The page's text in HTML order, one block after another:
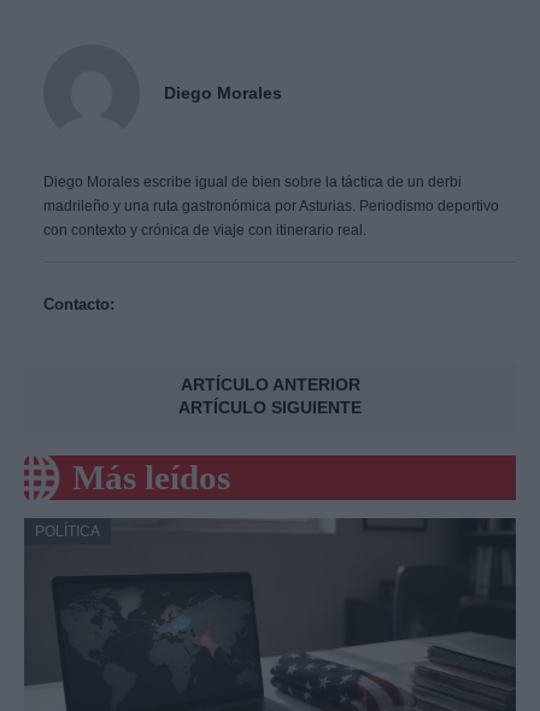
Diego Morales
Diego Morales escribe igual de bien sobre la táctica de un derbi
madrileño y una ruta gastronómica por Asturias. Periodismo deportivo
con contexto y crónica de viaje con itinerario real.
Contacto:
ARTÍCULO ANTERIOR
ARTÍCULO SIGUIENTE
Más leídos
POLÍTICA